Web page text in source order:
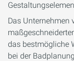
Das Unternehmen
das bestmögliche
bei der